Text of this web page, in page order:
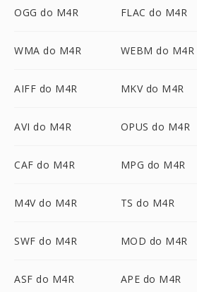
OGG do M4R FLAC do M4R
WMA do M4R WEBM do M4R
AIFF do M4R MKV do M4R
AVI do M4R OPUS do M4R
CAF do M4R MPG do M4R
M4V do M4R TS do M4R
SWF do M4R MOD do M4R
ASF do M4R APE do M4R